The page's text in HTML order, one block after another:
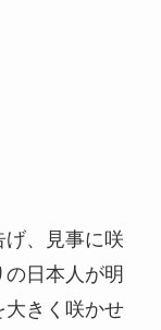
げ、見事に咲
日本人が明
大きく咲かせ